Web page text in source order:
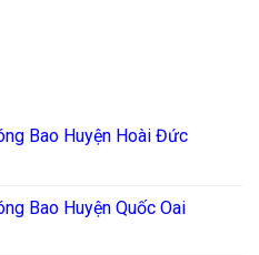
Bao Huyện Hoài Đức
Bao Huyện Quốc Oai